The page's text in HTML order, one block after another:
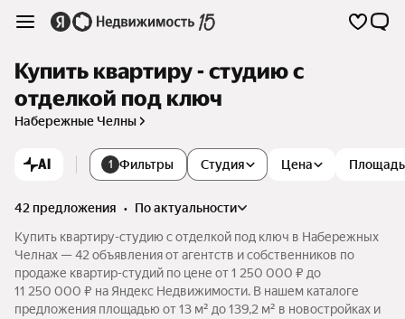
Купить квартиру - студию с
отделкой под ключ
Набережные Челны
AI 1 Фильтры Студия Цена Площадь
42 предложения •
по актуальности
Купить квартиру-студию с отделкой под ключ в Набережных
Челнах — 42 объявления от агентств и собственников по
продаже квартир-студий по цене от 1 250 000 ₽ до
11 250 000 ₽ на Яндекс Недвижимости. В нашем каталоге
предложения площадью от 13 м² до 139,2 м² в новостройках и